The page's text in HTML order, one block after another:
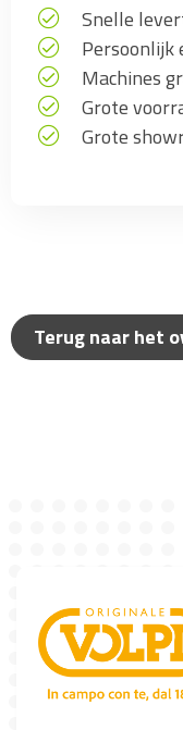
Snelle
Persoonlijk
Machines
Grote
Grote
Terug naar het